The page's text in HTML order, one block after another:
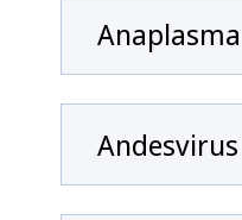
Andesvirus